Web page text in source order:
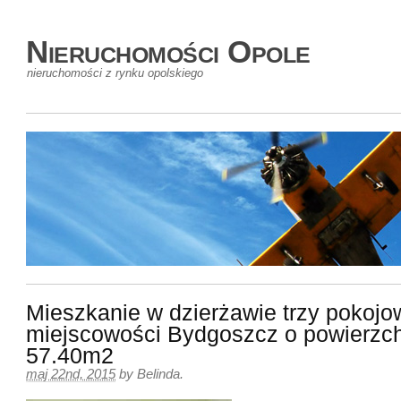
Nieruchomości Opole
nieruchomości z rynku opolskiego
Mieszkanie w dzierżawie trzy
miejscowości Bydgoszcz o
57.40m2
maj 22nd, 2015 by Belinda.